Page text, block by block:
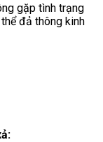
gặp tình trạng
đả thông kinh